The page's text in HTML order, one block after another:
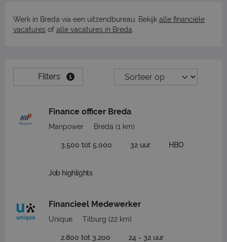
Werk in Breda via een uitzendbureau. Bekijk alle financiële
vacatures of alle vacatures in Breda
Filters 1
Finance officer Breda
Manpower Breda (1 km)
3.500 tot 5.000 32 uur HBO
Job highlights
Financieel Medewerker
Unique Tilburg (22 km)
2.800 tot 3.200 24 - 32 uur